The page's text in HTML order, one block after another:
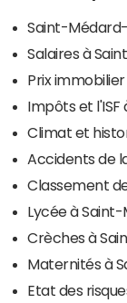
Saint-
Salaires à
Prix
Impôts et
Climat et
Accidents de
Classement
Lycée à
Crèches à
Maternités à
Etat des